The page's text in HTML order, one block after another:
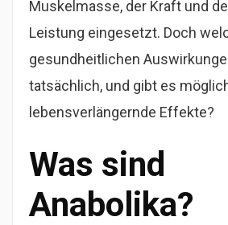
Muskelmasse, der Kraft und
Leistung eingesetzt. Doch
gesundheitlichen
tatsächlich, und gibt es
lebensverlängernde Effekte?
Was sind
Anabolika?